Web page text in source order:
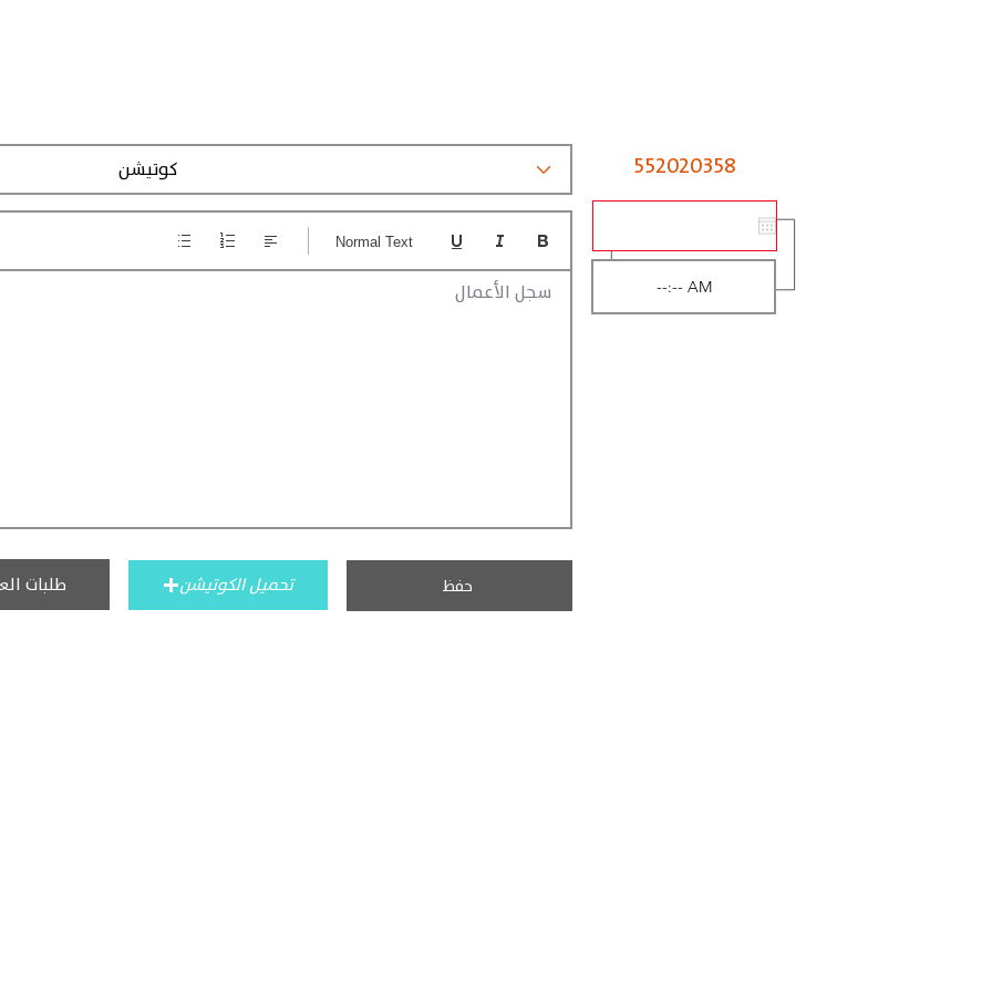
سجل الأعمال
Normal Text
552020358
طلبات حفظ تحميل الكوتيشن